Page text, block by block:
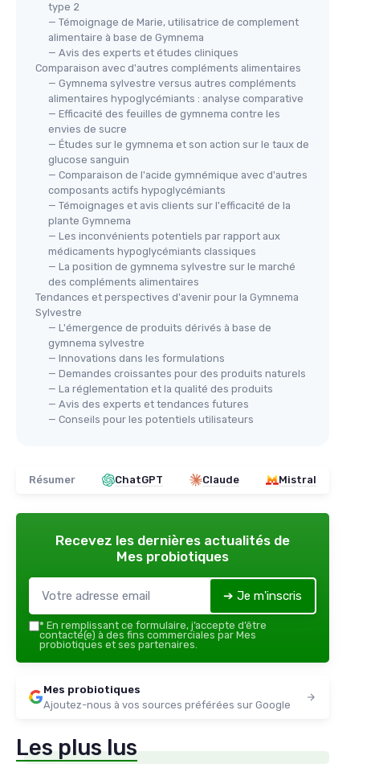
type 2
— Témoignage de Marie, utilisatrice de complement
alimentaire à base de Gymnema
— Avis des experts et études cliniques
Comparaison avec d'autres compléments alimentaires
— Gymnema sylvestre versus autres compléments
alimentaires hypoglycémiants : analyse comparative
— Efficacité des feuilles de gymnema contre les
envies de sucre
— Études sur le gymnema et son action sur le taux de
glucose sanguin
— Comparaison de l'acide gymnémique avec d'autres
composants actifs hypoglycémiants
— Témoignages et avis clients sur l'efficacité de la
plante Gymnema
— Les inconvénients potentiels par rapport aux
médicaments hypoglycémiants classiques
— La position de gymnema sylvestre sur le marché
des compléments alimentaires
Tendances et perspectives d'avenir pour la Gymnema
Sylvestre
— L'émergence de produits dérivés à base de
gymnema sylvestre
— Innovations dans les formulations
— Demandes croissantes pour des produits naturels
— La réglementation et la qualité des produits
— Avis des experts et tendances futures
— Conseils pour les potentiels utilisateurs
Résumer ChatGPT Claude Mistral
Recevez les dernières actualités de
Mes probiotiques
➔ Je m'inscris
* En remplissant ce formulaire, j’accepte d’être
contacté(e) à des fins commerciales par Mes
probiotiques et ses partenaires.
Mes probiotiques
Ajoutez-nous à vos sources préférées sur Google
Les plus lus